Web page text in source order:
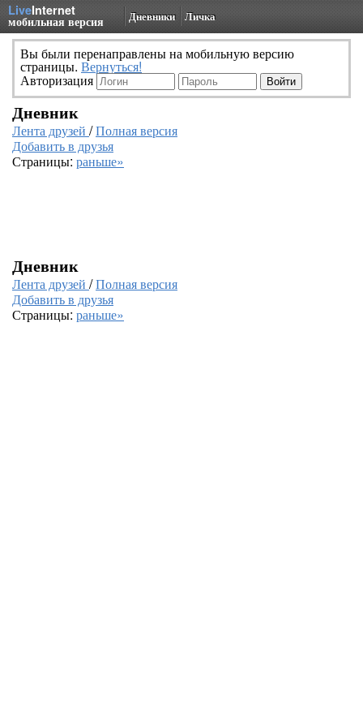
LiveInternet
мобильная версия Дневники Личка
Вы были перенаправлены на мобильную версию
страницы. Вернуться!
Авторизация
Дневник
Лента друзей /Полная версия
Добавить в друзья
Страницы: раньше»
Дневник
Лента друзей /Полная версия
Добавить в друзья
Страницы: раньше»